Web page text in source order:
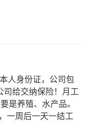
人身份证，公司包
司给交纳保险！月工
是养殖、水产品。
一周后一天一结工